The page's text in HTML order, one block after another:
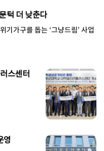
턱 더 낮춘다
기가구를 돕는 ‘그냥드림’ 사업
스센터
영